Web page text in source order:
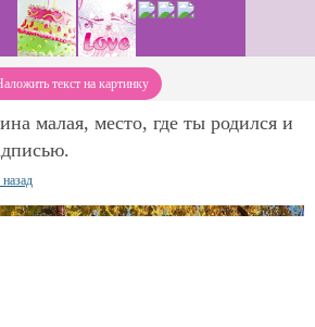
текст на картинку
малая, место, где ты родился и